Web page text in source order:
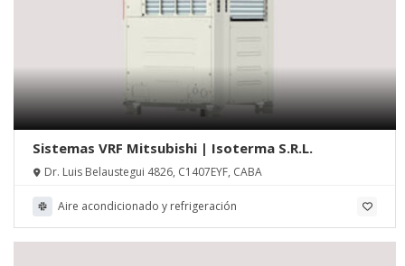
Sistemas VRF Mitsubishi | Isoterma S.R.L.
Dr. Luis Belaustegui 4826, C1407EYF, CABA
Aire acondicionado y refrigeración